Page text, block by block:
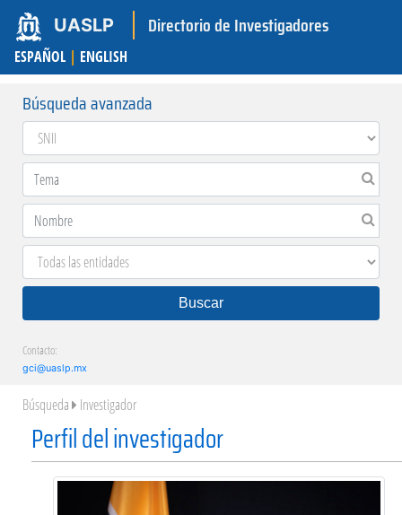
UASLP Directorio de Investigadores
ESPAÑOL | ENGLISH
Búsqueda avanzada
Buscar
Contacto:
gci@uaslp.mx
Búsqueda Investigador
Perfil del investigador